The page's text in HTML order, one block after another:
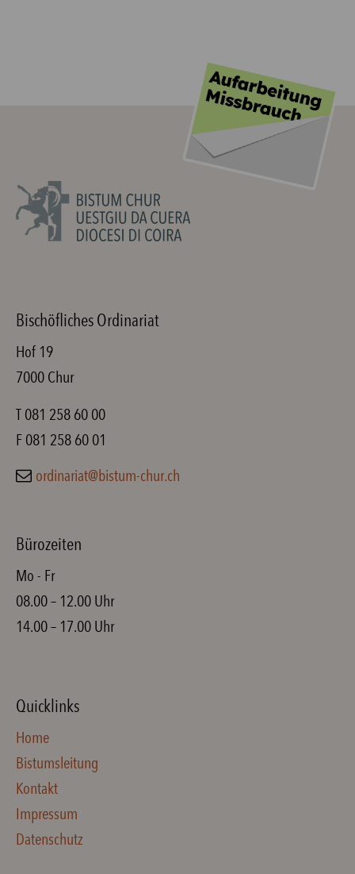
Bischöfliches Ordinariat
Hof 19
7000 Chur
T 081 258 60 00
F 081 258 60 01
ordinariat@bistum-chur.ch
Bürozeiten
Mo - Fr
08.00 – 12.00 Uhr
14.00 – 17.00 Uhr
Quicklinks
Home
Bistumsleitung
Kontakt
Impressum
Datenschutz